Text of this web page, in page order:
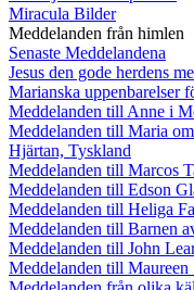
Miracula Bilder
Meddelanden från himlen
Senaste Meddelandena
Jesus den gode herdens
Marianska uppenbarelser
Meddelanden till Anne i
Meddelanden till Maria
Hjärtan, Tyskland
Meddelanden till Marcos
Meddelanden till Edson
Meddelanden till Heliga
Meddelanden till Barnen
Meddelanden till John
Meddelanden till